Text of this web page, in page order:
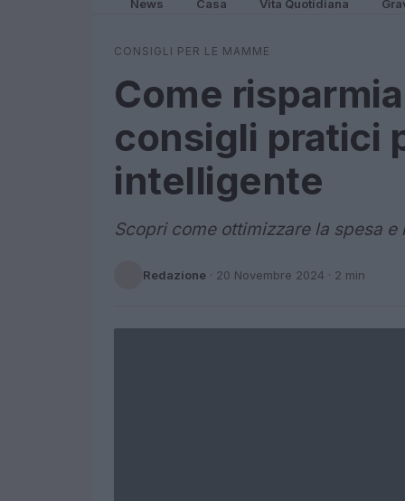
News Casa Vita Quotidiana
CONSIGLI PER LE MAMME
Come
consigli pratici
intelligente
Scopri come ottimizzare la spesa
Redazione · 20 Novembre 2024 · 2 min